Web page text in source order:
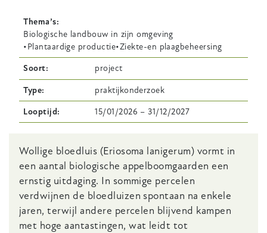
Thema’s
Biologische landbouw in zijn omgeving
Plantaardige productie Ziekte-en plaagbeheersing
Soort project
Type praktijkonderzoek
Looptijd 15/01/2026 –31/12/2027
Body
Wollige bloedluis (Eriosoma lanigerum) vormt in
een aantal biologische appelboomgaarden een
ernstig uitdaging. In sommige percelen
verdwijnen de bloedluizen spontaan na enkele
jaren, terwijl andere percelen blijvend kampen
met hoge aantastingen, wat leidt tot